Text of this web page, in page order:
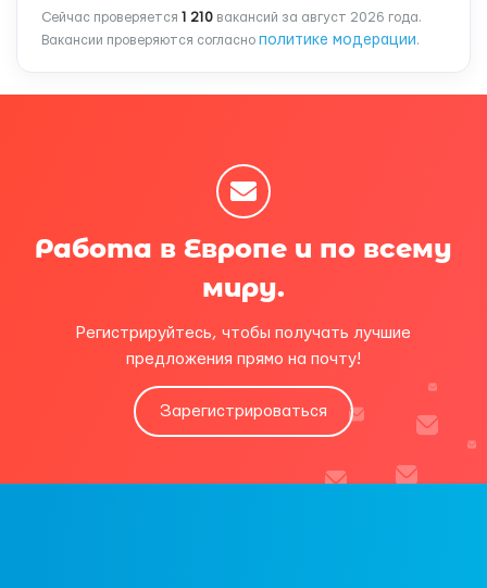
Сейчас проверяется 1 210 вакансий за август 2026 года.
Вакансии проверяются согласно политике модерации.
Работа в Европе и по всему
миру.
Регистрируйтесь, чтобы получать лучшие
предложения прямо на почту!
Зарегистрироваться